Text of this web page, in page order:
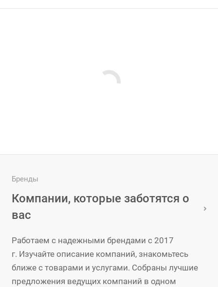
Бренды
Компании, которые заботятся о
вас
Работаем с надежными брендами с 2017
г. Изучайте описание компаний, знакомьтесь
ближе с товарами и услугами. Собраны лучшие
предложения ведущих компаний в одном